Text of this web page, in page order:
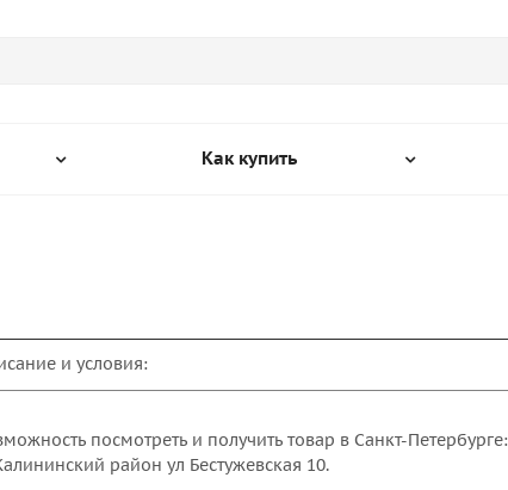
Как купить
и условия:
посмотреть и получить товар в Санкт-Петербурге:
район ул Бестужевская 10.